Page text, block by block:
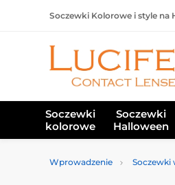
Soczewki Kolorowe i style na
Soczewki
kolorowe
Soczewki
Halloween
Wprowadzenie Soczewki